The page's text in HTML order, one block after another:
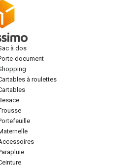
sac à dos
porte-document
shopping
cartables à roulettes
cartables
besace
trousse
portefeuille
maternelle
accessoires
parapluie
ceinture